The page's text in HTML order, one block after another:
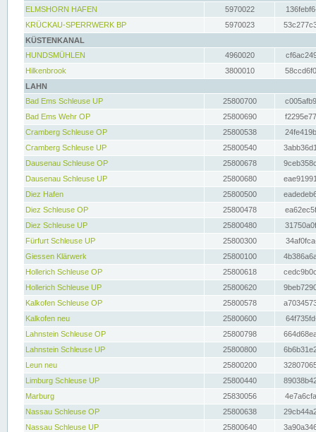
ELMSHORN HAFEN
5970022
KRÜCKAU-SPERRWERK BP
5970023
KÜSTENKANAL
HUNDSMÜHLEN
4960020
Hilkenbrook
3800010
LAHN
Bad Ems Schleuse UP
25800700
Bad Ems Wehr OP
25800690
Cramberg Schleuse OP
25800538
Cramberg Schleuse UP
25800540
Dausenau Schleuse OP
25800678
Dausenau Schleuse UP
25800680
Diez Hafen
25800500
Diez Schleuse OP
25800478
Diez Schleuse UP
25800480
Fürfurt Schleuse UP
25800300
Giessen Klärwerk
25800100
Hollerich Schleuse OP
25800618
Hollerich Schleuse UP
25800620
Kalkofen Schleuse OP
25800578
Kalkofen neu
25800600
Lahnstein Schleuse OP
25800798
Lahnstein Schleuse UP
25800800
Leun neu
25800200
Limburg Schleuse UP
25800440
Marburg
25830056
Nassau Schleuse OP
25800638
Nassau Schleuse UP
25800640